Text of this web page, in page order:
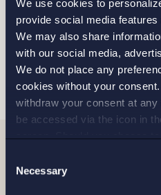
We use cookies to
provide social media
We may also share
with our social media,
We do not place any
cookies without your
withdraw your consent at
be accessed via the icon in
screen. Should you choose
andprivacy policy
for more
Selection
Necessary
personuppgiftspolicy
SKICKA
Relaterade